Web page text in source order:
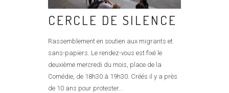
CERCLE DE SILENCE
Rassemblement en soutien aux migrants et
sans-papiers. Le rendez-vous est fixé le
deuxième mercredi du mois, place de la
Comédie, de 18h30 à 19h30. Créés il y a près
de 10 ans pour protester...